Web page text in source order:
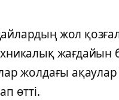
жол
жолдағы
өтті.